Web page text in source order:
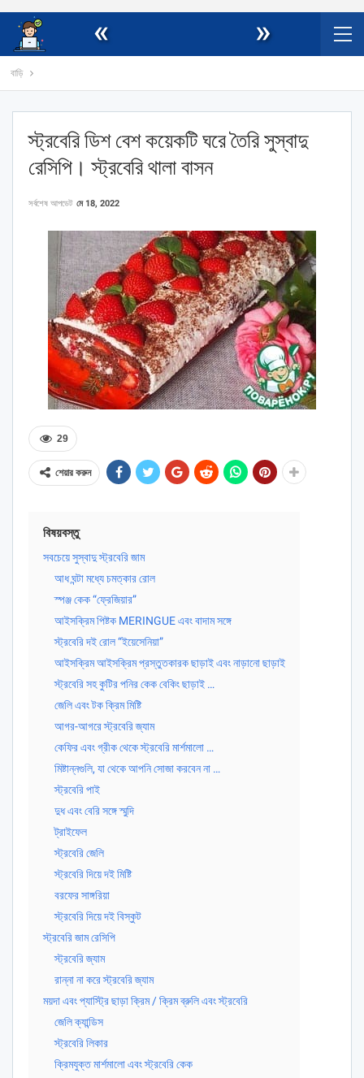
« »
বাড়ি
স্ট্রবেরি ডিশ বেশ কয়েকটি ঘরে তৈরি সুস্বাদু
রেসিপি। স্ট্রবেরি থালা বাসন
সর্বশেষ আপডেট মে 18, 2022
29
শেয়ার করুন
বিষয়বস্তু
সবচেয়ে সুস্বাদু স্ট্রবেরি জাম
আধ ঘন্টা মধ্যে চমত্কার রোল
স্পঞ্জ কেক “ফ্রেজিয়ার”
আইসক্রিম পিষ্টক MERINGUE এবং বাদাম সঙ্গে
স্ট্রবেরি দই রোল “ইয়েসেনিয়া”
আইসক্রিম আইসক্রিম প্রস্তুতকারক ছাড়াই এবং নাড়ানো ছাড়াই
স্ট্রবেরি সহ কুটির পনির কেক বেকিং ছাড়াই …
জেলি এবং টক ক্রিম মিষ্টি
আগর-আগরে স্ট্রবেরি জ্যাম
কেফির এবং গ্রীক থেকে স্ট্রবেরি মার্শমালো …
মিষ্টান্নগুলি, যা থেকে আপনি সোজা করবেন না …
স্ট্রবেরি পাই
দুধ এবং বেরি সঙ্গে স্মুদি
ট্রাইফেল
স্ট্রবেরি জেলি
স্ট্রবেরি দিয়ে দই মিষ্টি
বরফের সাঙ্গরিয়া
স্ট্রবেরি দিয়ে দই বিস্কুট
স্ট্রবেরি জাম রেসিপি
স্ট্রবেরি জ্যাম
রান্না না করে স্ট্রবেরি জ্যাম
ময়দা এবং প্যাস্ট্রি ছাড়া ক্রিম / ক্রিম ব্রুলি এবং স্ট্রবেরি
জেলি ক্যান্ডিস
স্ট্রবেরি লিকার
ক্রিমযুক্ত মার্শমালো এবং স্ট্রবেরি কেক